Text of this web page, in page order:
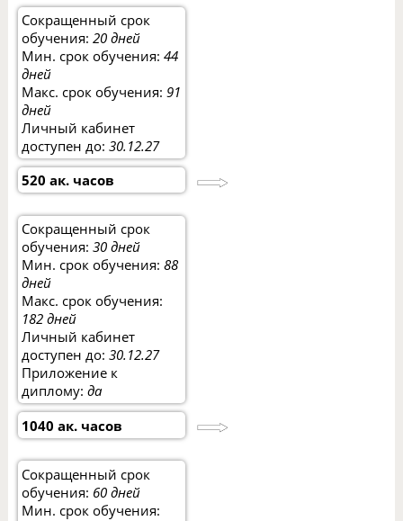
Сокращенный срок
обучения:20 дней
Мин. срок обучения:44
дней
Макс. срок обучения:91
дней
Личный кабинет
доступен до:30.12.27
520 ак. часов
Сокращенный срок
обучения:30 дней
Мин. срок обучения:88
дней
Макс. срок обучения:
182 дней
Личный кабинет
доступен до:30.12.27
Приложение к
диплому:да
1040 ак. часов
Сокращенный срок
обучения: 60 дней
Мин. срок обучения: